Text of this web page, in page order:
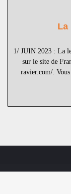
La
1/ JUIN 2023 : La
sur le site de
ravier.com/.